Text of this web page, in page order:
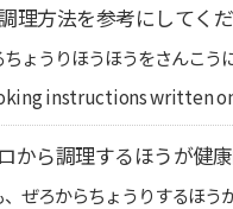
理方法を参考にしてくだ
ょうりほうほうをさんこう
instructions written
から調理するほうが健康
ぜろからちょうりするほう